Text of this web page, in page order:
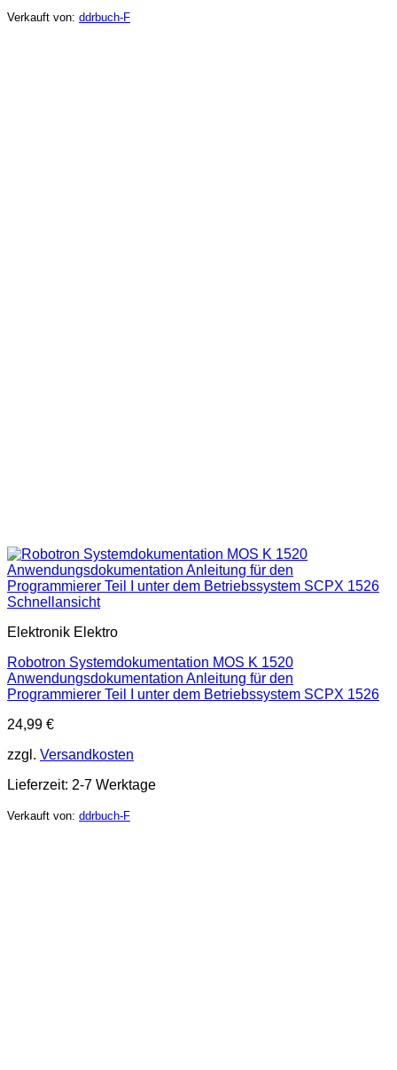
Verkauft von: ddrbuch-F
Schnellansicht
Elektronik Elektro
Robotron Systemdokumentation MOS K 1520
Anwendungsdokumentation Anleitung für den
Programmierer Teil I unter dem Betriebssystem SCPX 1526
24,99 €
zzgl. Versandkosten
Lieferzeit: 2-7 Werktage
Verkauft von: ddrbuch-F